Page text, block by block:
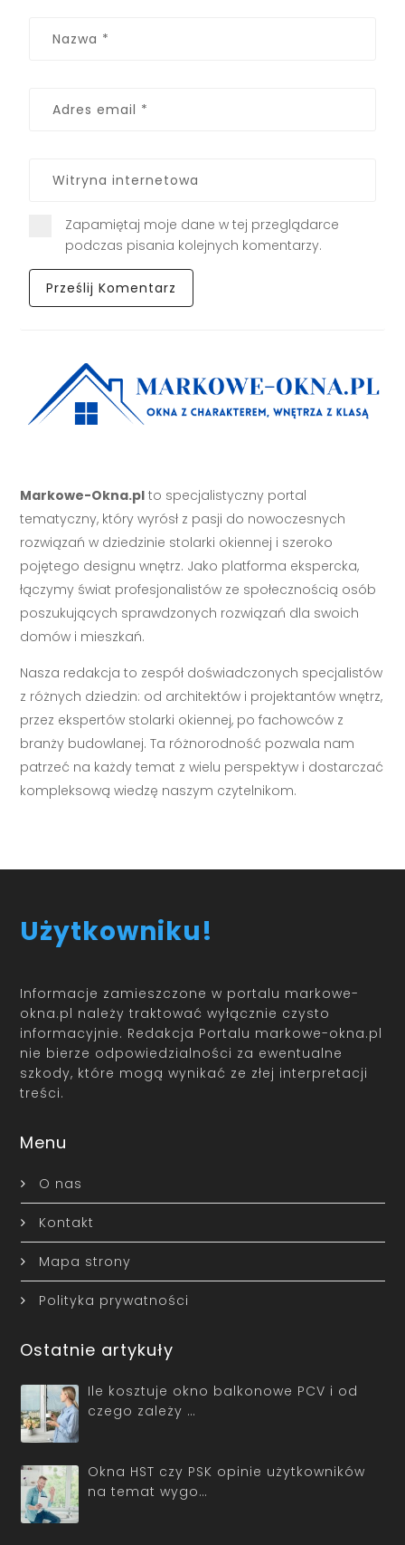
Zapamiętaj moje dane w tej przeglądarce
podczas pisania kolejnych komentarzy.
Markowe-Okna.pl to specjalistyczny portal
tematyczny, który wyrósł z pasji do nowoczesnych
rozwiązań w dziedzinie stolarki okiennej i szeroko
pojętego designu wnętrz. Jako platforma ekspercka,
łączymy świat profesjonalistów ze społecznością osób
poszukujących sprawdzonych rozwiązań dla swoich
domów i mieszkań.
Nasza redakcja to zespół doświadczonych specjalistów
z różnych dziedzin: od architektów i projektantów wnętrz,
przez ekspertów stolarki okiennej, po fachowców z
branży budowlanej. Ta różnorodność pozwala nam
patrzeć na każdy temat z wielu perspektyw i dostarczać
kompleksową wiedzę naszym czytelnikom.
Użytkowniku!
Informacje zamieszczone w portalu markowe-
okna.pl należy traktować wyłącznie czysto
informacyjnie. Redakcja Portalu markowe-okna.pl
nie bierze odpowiedzialności za ewentualne
szkody, które mogą wynikać ze złej interpretacji
treści.
Menu
O nas
Kontakt
Mapa strony
Polityka prywatności
Ostatnie artykuły
Ile kosztuje okno balkonowe PCV i od
czego zależy …
Okna HST czy PSK opinie użytkowników
na temat wygo…